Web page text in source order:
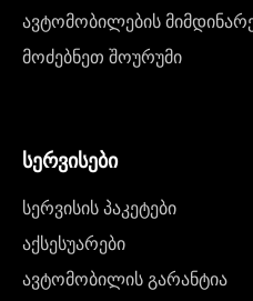
ავტომობილების
მოძებნეთ შოურუმი
სერვისები
სერვისის პაკეტები
აქსესუარები
ავტომობილის გარანტია